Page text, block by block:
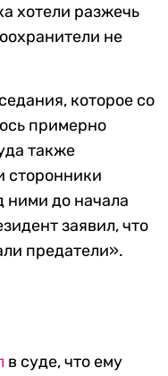
хотели разжечь
не
которое со
примерно
также
сторонники
ними до начала
заявил, что
предатели».
в суде, что ему